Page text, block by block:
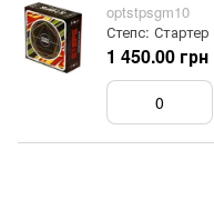
optstpsgm10
Степс:
1 450.00 грн